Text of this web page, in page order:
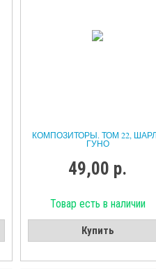
КОМПОЗИТОРЫ. ТОМ 22,
ГУНО
49,00 р.
Товар есть в наличии
Купить